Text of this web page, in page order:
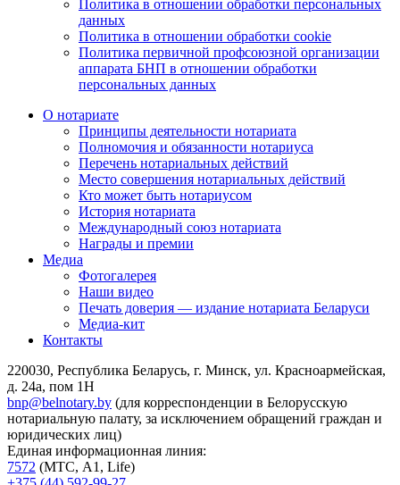
Политика в отношении обработки персональных
данных
Политика в отношении обработки cookie
Политика первичной профсоюзной организации
аппарата БНП в отношении обработки
персональных данных
О нотариате
Принципы деятельности нотариата
Полномочия и обязанности нотариуса
Перечень нотариальных действий
Место совершения нотариальных действий
Кто может быть нотариусом
История нотариата
Международный союз нотариата
Награды и премии
Медиа
Фотогалерея
Наши видео
Печать доверия — издание нотариата Беларуси
Медиа-кит
Контакты
220030, Республика Беларусь, г. Минск, ул. Красноармейская,
д. 24а, пом 1Н
bnp@belnotary.by (для корреспонденции в Белорусскую
нотариальную палату, за исключением обращений граждан и
юридических лиц)
Единая информационная линия:
7572 (МТС, A1, Life)